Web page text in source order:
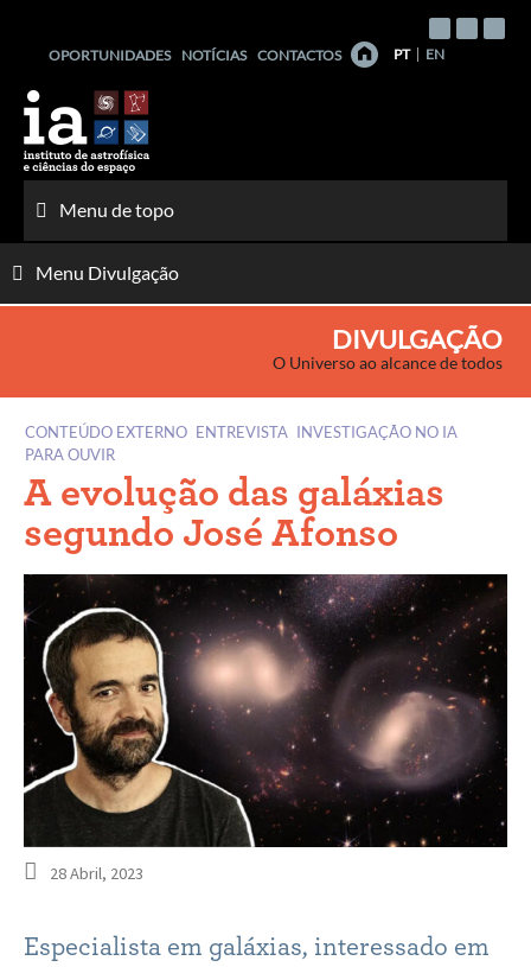
conteúdo
OPORTUNIDADES NOTÍCIAS CONTACTOS PT EN
Menu de topo
Menu Divulgação
DIVULGAÇÃO
O Universo ao alcance de todos
CONTEÚDO EXTERNO ENTREVISTA INVESTIGAÇÃO NO IA
PARA OUVIR
A evolução das galáxias
segundo José Afonso
28 Abril, 2023
Especialista em galáxias, interessado em